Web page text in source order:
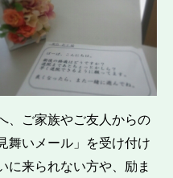
、ご家族やご友人からの
舞いメール」を受け付け
に来られない方や、励ま